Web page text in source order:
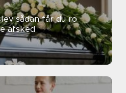
du ro
afsked